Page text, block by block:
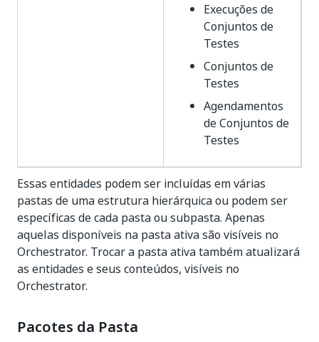
Execuções de
Conjuntos de
Testes
Conjuntos de
Testes
Agendamentos
de Conjuntos de
Testes
Essas entidades podem ser incluídas em várias
pastas de uma estrutura hierárquica ou podem ser
específicas de cada pasta ou subpasta. Apenas
aquelas disponíveis na pasta ativa são visíveis no
Orchestrator. Trocar a pasta ativa também atualizará
as entidades e seus conteúdos, visíveis no
Orchestrator.
Pacotes da Pasta